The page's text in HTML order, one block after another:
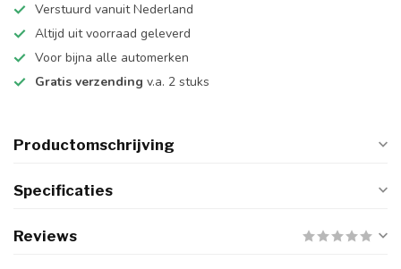
Verstuurd vanuit Nederland
Altijd uit voorraad geleverd
Voor bijna alle automerken
Gratis verzending v.a. 2 stuks
Productomschrijving
Specificaties
Reviews